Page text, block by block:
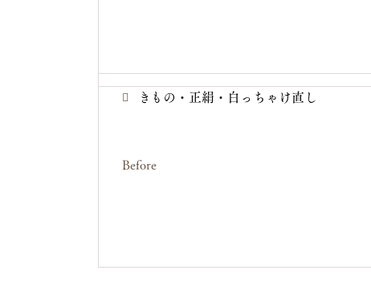
きもの・正絹・白っちゃけ直し
Before